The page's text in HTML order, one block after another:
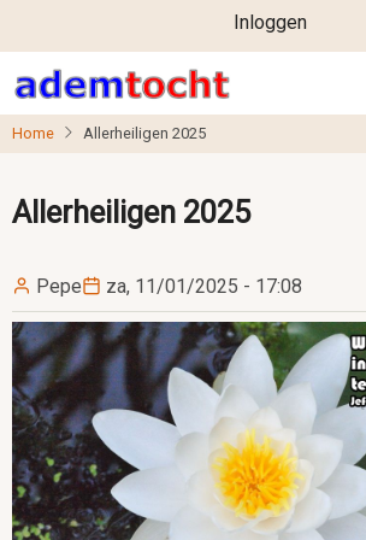
naar
de
inhoud
User
account
menu
Inloggen
Home Allerheiligen 2025
Allerheiligen 2025
Pepe za, 11/01/2025 - 17:08
Image